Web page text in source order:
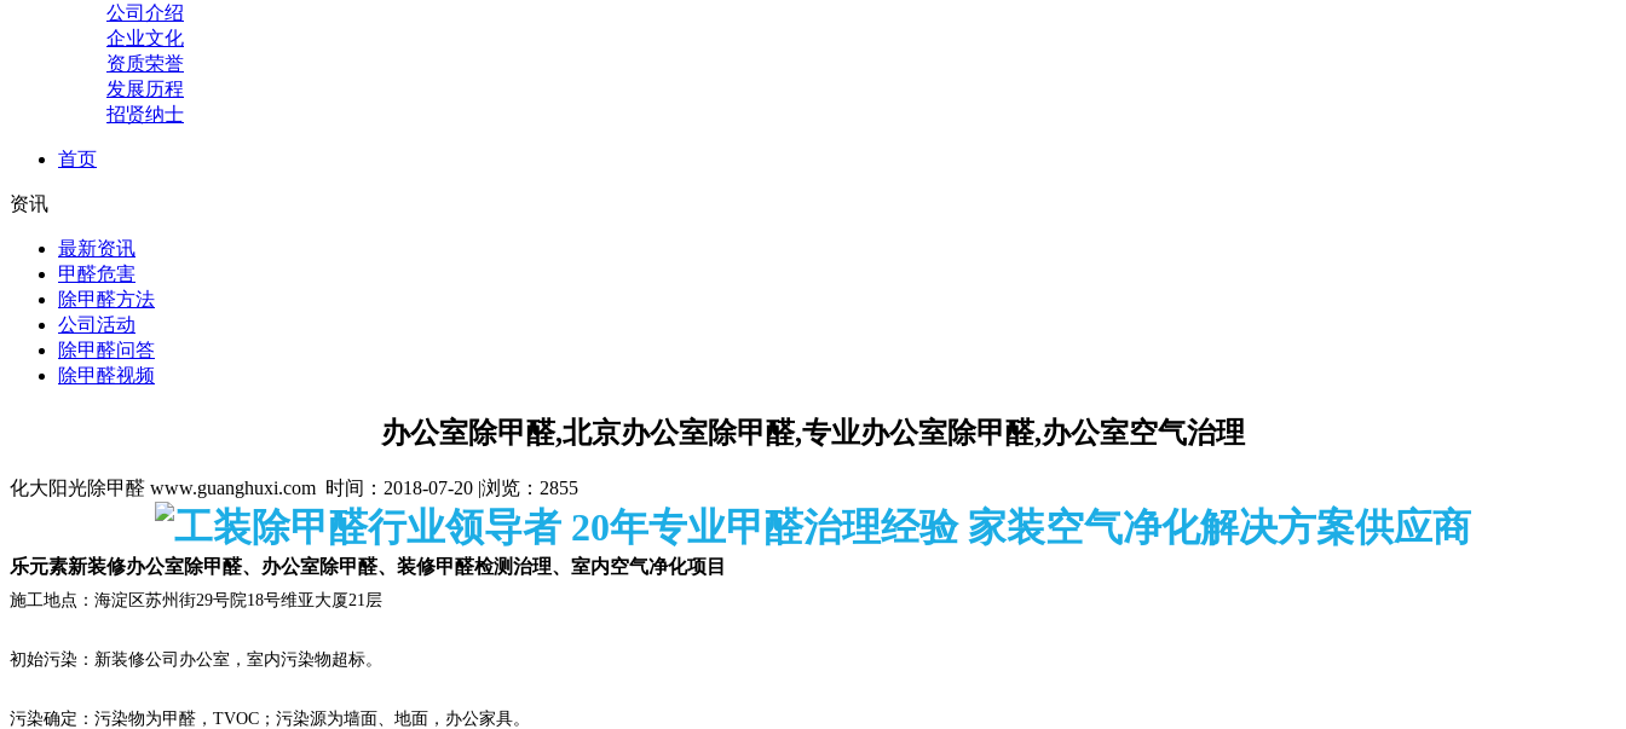
公司介绍
企业文化
资质荣誉
发展历程
招贤纳士
首页
资讯
最新资讯
甲醛危害
除甲醛方法
公司活动
除甲醛问答
除甲醛视频
办公室除甲醛,北京办公室除甲醛,专业办公室除甲醛,办公室空气治理
化大阳光除甲醛 www.guanghuxi.com 时间：2018-07-20 |浏览：2855
乐元素新装修办公室除甲醛、办公室除甲醛、装修甲醛检测治理、室内空气净化项目
施工地点： 海淀区苏州街29号院18号维亚大厦21层
初始污染：新装修公司办公室，室内污染物超标。
污染确定：污染物为甲醛，TVOC；污染源为墙面、地面，办公家具。